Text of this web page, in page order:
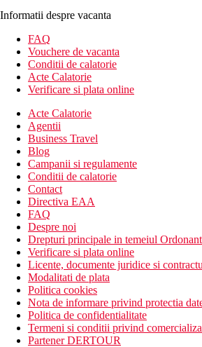
parcare
Descrierea plajei
hotelul se afla la 150 m de plaja
sezlonguri si umbrele contra cost
Dieta
Mic dejun tip bufet
Categoria oficiala
3 stele
Nota
In Grecia, exista obligatia de a plati
activitatilor mentionate mai sus pot fi
Site web
https://www.andreashotel.gr
Taxa turistica
Incepand cu 2025, in Grecia exista
statiune in Grecia sunt (Aprilie –
Distanţe
Informatii despre vacanta
FAQ
Vouchere de vacanta
Conditii de calatorie
Acte Calatorie
Verificare si plata online
Acte Calatorie
Agentii
Business Travel
Blog
Campanii si regulamente
Conditii de calatorie
Contact
Directiva EAA
FAQ
Despre noi
Drepturi principale in temeiul
Verificare si plata online
Licente, documente juridice si
Modalitati de plata
Politica cookies
Nota de informare privind protectia
Politica de confidentialitate
Termeni si conditii privind
Partener DERTOUR